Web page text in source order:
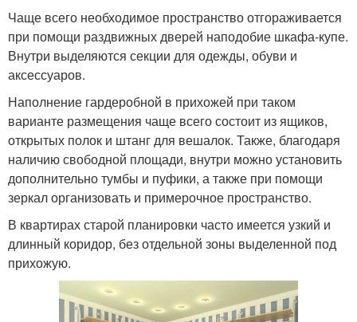
Чаще всего необходимое пространство отгораживается
при помощи раздвижных дверей наподобие шкафа-купе.
Внутри выделяются секции для одежды, обуви и
аксессуаров.
Наполнение гардеробной в прихожей при таком
варианте размещения чаще всего состоит из ящиков,
открытых полок и штанг для вешалок. Также, благодаря
наличию свободной площади, внутри можно установить
дополнительно тумбы и пуфики, а также при помощи
зеркал организовать и примерочное пространство.
В квартирах старой планировки часто имеется узкий и
длинный коридор, без отдельной зоны выделенной под
прихожую.